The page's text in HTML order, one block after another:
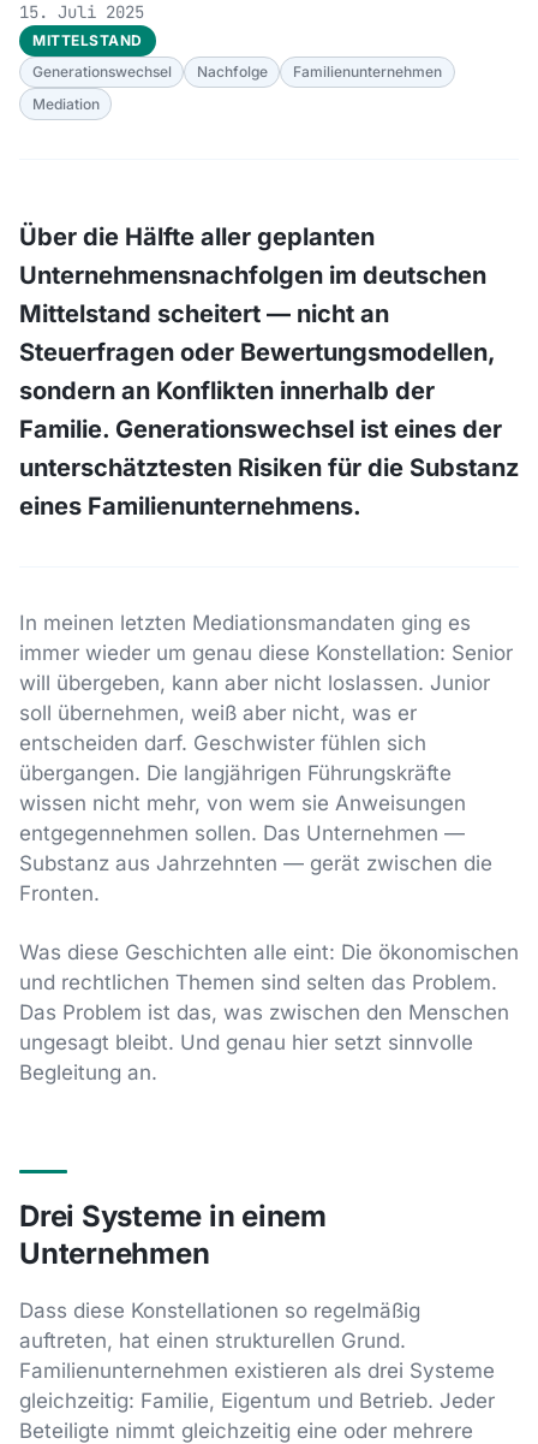
15. Juli 2025
MITTELSTAND
Generationswechsel
Nachfolge
Familienunternehmen
Mediation
Über die Hälfte aller geplanten
Unternehmensnachfolgen im deutschen
Mittelstand scheitert — nicht an
Steuerfragen oder Bewertungsmodellen,
sondern an Konflikten innerhalb der
Familie. Generationswechsel ist eines der
unterschätztesten Risiken für die Substanz
eines Familienunternehmens.
In meinen letzten Mediationsmandaten ging es
immer wieder um genau diese Konstellation: Senior
will übergeben, kann aber nicht loslassen. Junior
soll übernehmen, weiß aber nicht, was er
entscheiden darf. Geschwister fühlen sich
übergangen. Die langjährigen Führungskräfte
wissen nicht mehr, von wem sie Anweisungen
entgegennehmen sollen. Das Unternehmen —
Substanz aus Jahrzehnten — gerät zwischen die
Fronten.
Was diese Geschichten alle eint: Die ökonomischen
und rechtlichen Themen sind selten das Problem.
Das Problem ist das, was zwischen den Menschen
ungesagt bleibt. Und genau hier setzt sinnvolle
Begleitung an.
Drei Systeme in einem
Unternehmen
Dass diese Konstellationen so regelmäßig
auftreten, hat einen strukturellen Grund.
Familienunternehmen existieren als drei Systeme
gleichzeitig: Familie, Eigentum und Betrieb. Jeder
Beteiligte nimmt gleichzeitig eine oder mehrere